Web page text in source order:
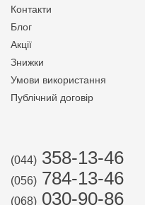
Контакти
Блог
Акції
Знижки
Умови використання
Публічний договір
(044) 358-13-46
(056) 784-13-46
(068) 030-90-86